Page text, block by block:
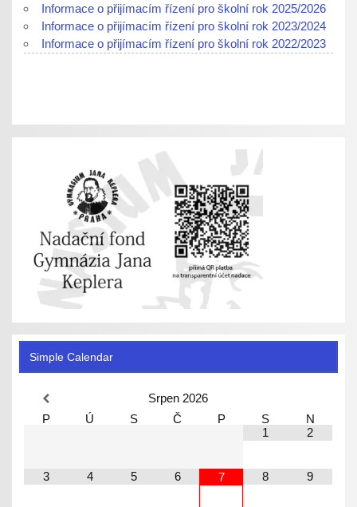
Informace o přijímacím řízení pro školní rok 2025/2026
Informace o přijímacím řízení pro školní rok 2023/2024
Informace o přijímacím řízení pro školní rok 2022/2023
Simple Calendar
Srpen 2026
P
Ú S Č P S
N
1
2
3 4 5 6 7 8 9